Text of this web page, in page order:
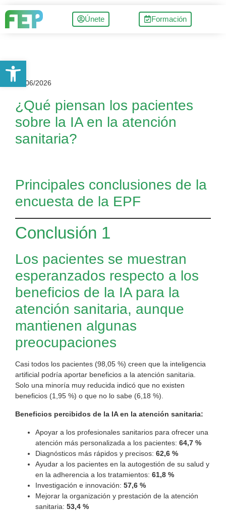
Únete Formación
10/06/2026
¿Qué piensan los pacientes
sobre la IA en la atención
sanitaria?
Principales conclusiones de la
encuesta de la EPF
Conclusión 1
Los pacientes se muestran
esperanzados respecto a los
beneficios de la IA para la
atención sanitaria, aunque
mantienen algunas
preocupaciones
Casi todos los pacientes (98,05 %) creen que la inteligencia
artificial podría aportar beneficios a la atención sanitaria.
Solo una minoría muy reducida indicó que no existen
beneficios (1,95 %) o que no lo sabe (6,18 %).
Beneficios percibidos de la IA en la atención sanitaria:
Apoyar a los profesionales sanitarios para ofrecer una
atención más personalizada a los pacientes: 64,7 %
Diagnósticos más rápidos y precisos: 62,6 %
Ayudar a los pacientes en la autogestión de su salud y
en la adherencia a los tratamientos: 61,8 %
Investigación e innovación: 57,6 %
Mejorar la organización y prestación de la atención
sanitaria: 53,4 %
Abrir barra de herramientas